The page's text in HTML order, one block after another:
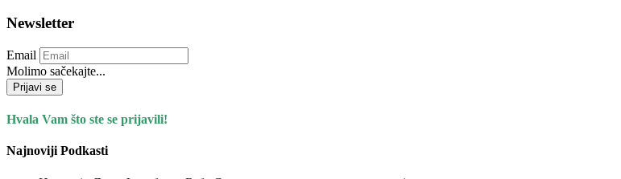
Newsletter
Email
Molimo sačekajte...
Prijavi se
Hvala Vam što ste se prijavili!
Najnoviji Podkasti